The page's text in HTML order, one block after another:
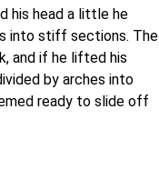
his head a little he
into stiff sections. The
and if he lifted his
by arches into
ready to slide off